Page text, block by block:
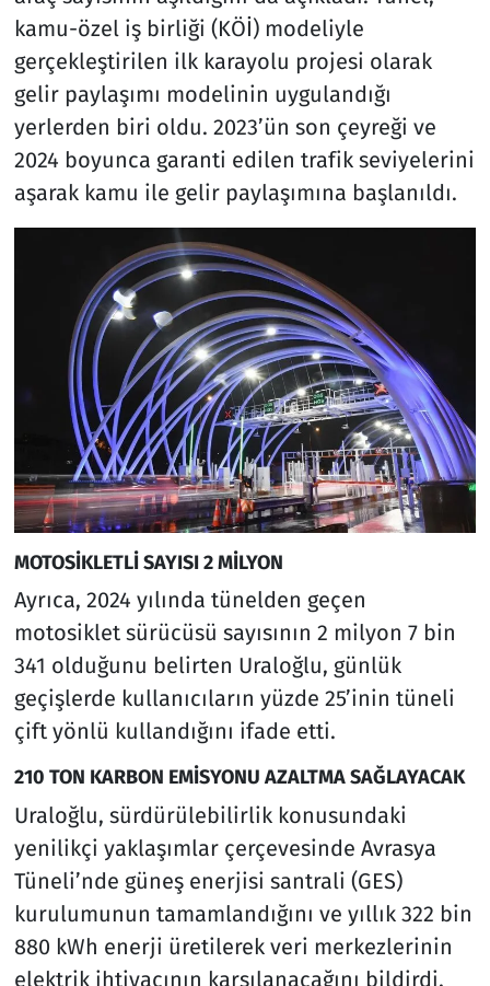
kamu-özel iş birliği (KÖİ) modeliyle
gerçekleştirilen ilk karayolu projesi olarak
gelir paylaşımı modelinin uygulandığı
yerlerden biri oldu. 2023’ün son çeyreği ve
2024 boyunca garanti edilen trafik seviyelerini
aşarak kamu ile gelir paylaşımına başlanıldı.
MOTOSİKLETLİ SAYISI 2 MİLYON
Ayrıca, 2024 yılında tünelden geçen
motosiklet sürücüsü sayısının 2 milyon 7 bin
341 olduğunu belirten Uraloğlu, günlük
geçişlerde kullanıcıların yüzde 25’inin tüneli
çift yönlü kullandığını ifade etti.
210 TON KARBON EMİSYONU AZALTMA SAĞLAYACAK
Uraloğlu, sürdürülebilirlik konusundaki
yenilikçi yaklaşımlar çerçevesinde Avrasya
Tüneli’nde güneş enerjisi santrali (GES)
kurulumunun tamamlandığını ve yıllık 322 bin
880 kWh enerji üretilerek veri merkezlerinin
elektrik ihtiyacının karşılanacağını bildirdi.